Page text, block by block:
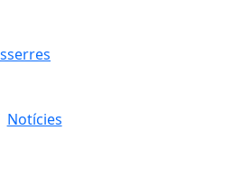
Notícies